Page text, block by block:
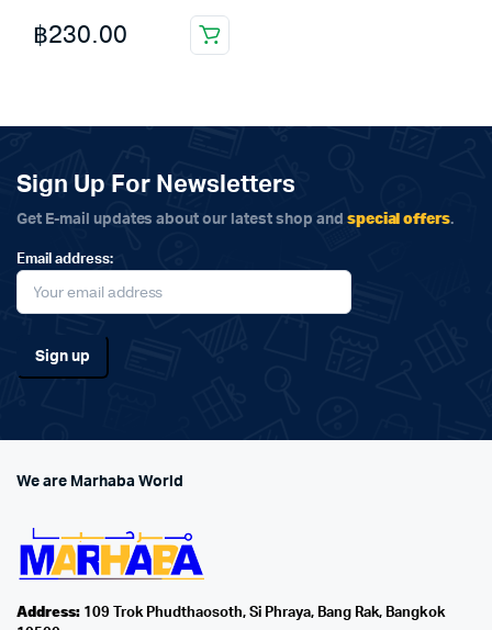
฿230.00
Sign Up For Newsletters
Get E-mail updates about our latest shop and special offers.
Email address:
We are Marhaba World
Address:109 Trok Phudthaosoth, Si Phraya, Bang Rak, Bangkok